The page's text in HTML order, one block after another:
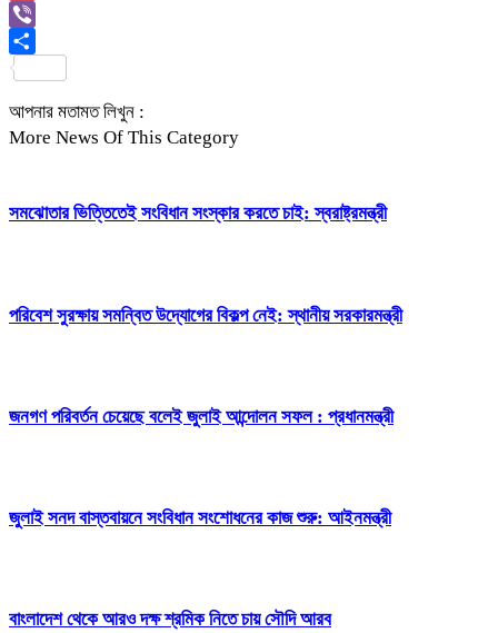
Link
Gmail
Viber
আপনার মতামত লিখুন :
More News Of This Category
সমঝোতার ভিত্তিতেই সংবিধান সংস্কার করতে চাই: স্বরাষ্ট্রমন্ত্রী
পরিবেশ সুরক্ষায় সমন্বিত উদ্যোগের বিকল্প নেই: স্থানীয় সরকারমন্ত্রী
জনগণ পরিবর্তন চেয়েছে বলেই জুলাই আন্দোলন সফল : প্রধানমন্ত্রী
জুলাই সনদ বাস্তবায়নে সংবিধান সংশোধনের কাজ শুরু: আইনমন্ত্রী
বাংলাদেশ থেকে আরও দক্ষ শ্রমিক নিতে চায় সৌদি আরব